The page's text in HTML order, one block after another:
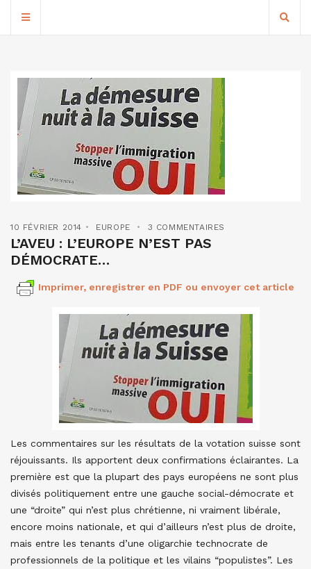
10 FÉVRIER 2014 EUROPE 3 COMMENTAIRES
L’AVEU : L’EUROPE N’EST PAS
DÉMOCRATE…
Imprimer, enregistrer en PDF ou envoyer cet article
Les commentaires sur les résultats de la votation suisse sont
réjouissants. Ils apportent deux confirmations éclairantes. La
première est que la plupart des pays européens ne sont plus
divisés politiquement entre une gauche social-démocrate et
une “droite” qui n’est plus chrétienne, ni vraiment libérale,
encore moins nationale, et qui d’ailleurs n’est plus de droite,
mais entre les tenants d’une oligarchie technocrate de
professionnels de la politique et les vilains “populistes”. Les